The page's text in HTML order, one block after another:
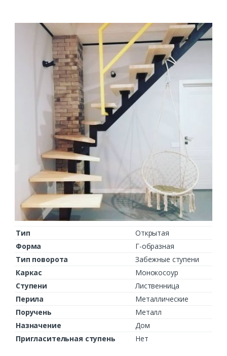
Тип
Открытая
Форма
Г-образная
Тип поворота
Забежные ступени
Каркас
Монокосоур
Ступени
Лиственница
Перила
Металлические
Поручень
Металл
Назначение
Дом
Пригласительная ступень
Нет